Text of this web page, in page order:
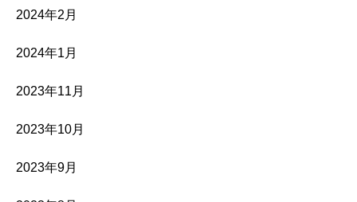
2024年2月
2024年1月
2023年11月
2023年10月
2023年9月